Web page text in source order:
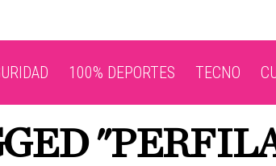
100% DEPORTES TECNO